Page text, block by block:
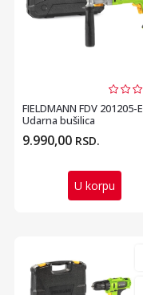
FIELDMANN FDV 201205-E
Udarna bušilica
9.990,00 RSD.
U korpu